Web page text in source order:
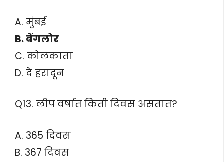
A. मुंबई
B. बेंगलोर
C. कोलकाता
D. दे हरादून
Q13. लीप वर्षात किती दिवस असतात?
A. 365 दिवस
B. 367 दिवस